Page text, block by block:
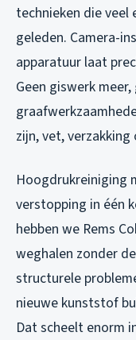
technieken die
geleden. Camera-
apparatuur laat
Geen giswerk
zijn, vet,
Hoogdrukreiniging
verstopping in één
hebben we Rems
weghalen zonder
structurele
nieuwe kunststof
Dat scheelt enorm